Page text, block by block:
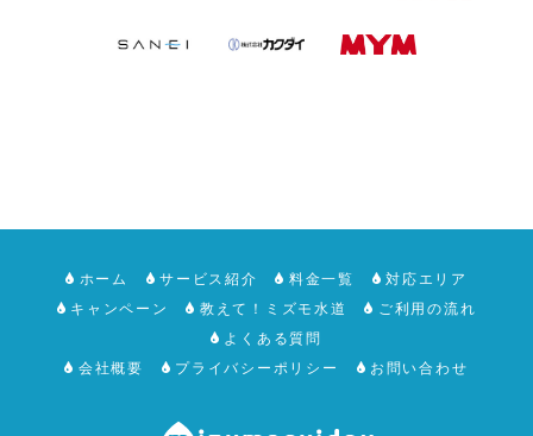
ホーム サービス紹介 料金一覧
対応エリア
キャンペーン
教えて！ミズモ水道
ご利用の流れ
よくある質問
会社概要
プライバシーポリシー お問い合わせ